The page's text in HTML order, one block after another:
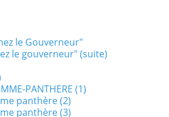
le Gouverneur"
le gouverneur" (suite)
PANTHERE (1)
panthère (2)
panthère (3)